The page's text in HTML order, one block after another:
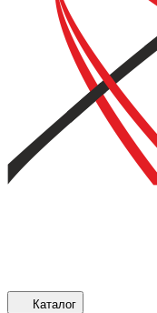
Каталог